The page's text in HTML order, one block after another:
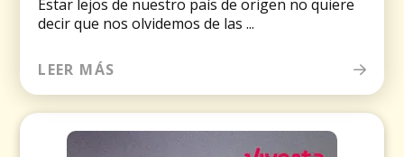
Estar lejos de nuestro país de origen no quiere
decir que nos olvidemos de las ...
LEER MÁS